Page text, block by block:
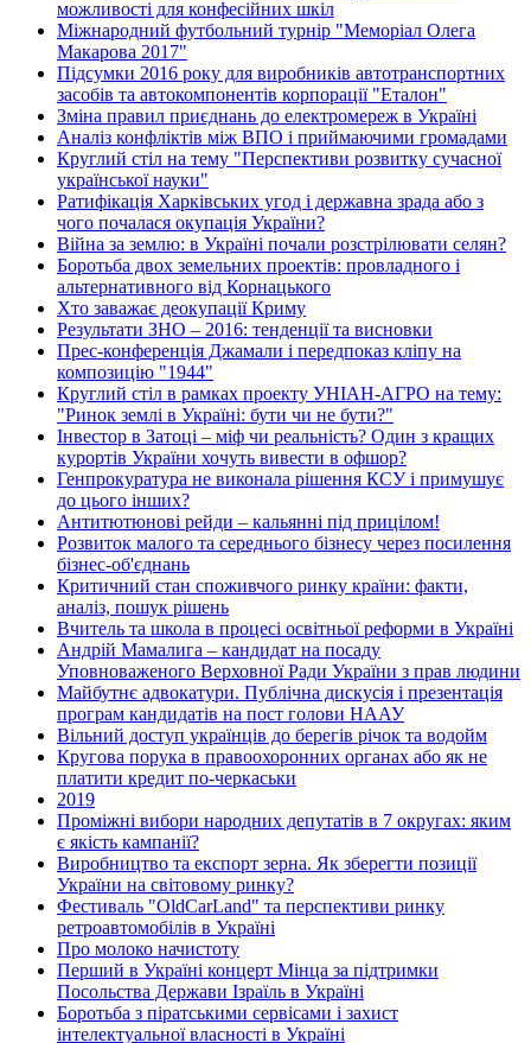
можливості для конфесійних шкіл
Міжнародний футбольний турнір "Меморіал Олега
Макарова 2017"
Підсумки 2016 року для виробників автотранспортних
засобів та автокомпонентів корпорації "Еталон"
Зміна правил приєднань до електромереж в Україні
Аналіз конфліктів між ВПО і приймаючими громадами
Круглий стіл на тему "Перспективи розвитку сучасної
української науки"
Ратифікація Харківських угод і державна зрада або з
чого почалася окупація України?
Війна за землю: в Україні почали розстрілювати селян?
Боротьба двох земельних проектів: провладного і
альтернативного від Корнацького
Хто заважає деокупації Криму
Результати ЗНО – 2016: тенденції та висновки
Прес-конференція Джамали і передпоказ кліпу на
композицію "1944"
Круглий стіл в рамках проекту УНІАН-АГРО на тему:
"Ринок землі в Україні: бути чи не бути?"
Інвестор в Затоці – міф чи реальність? Один з кращих
курортів України хочуть вивести в офшор?
Генпрокуратура не виконала рішення КСУ і примушує
до цього інших?
Антитютюнові рейди – кальянні під прицілом!
Розвиток малого та середнього бізнесу через посилення
бізнес-об'єднань
Критичний стан споживчого ринку країни: факти,
аналіз, пошук рішень
Вчитель та школа в процесі освітньої реформи в Україні
Андрій Мамалига – кандидат на посаду
Уповноваженого Верховної Ради України з прав людини
Майбутнє адвокатури. Публічна дискусія і презентація
програм кандидатів на пост голови НААУ
Вільний доступ українців до берегів річок та водойм
Кругова порука в правоохоронних органах або як не
платити кредит по-черкаськи
2019
Проміжні вибори народних депутатів в 7 округах: яким
є якість кампанії?
Виробництво та експорт зерна. Як зберегти позиції
України на світовому ринку?
Фестиваль "OldCarLand" та перспективи ринку
ретроавтомобілів в Україні
Про молоко начистоту
Перший в Україні концерт Мінца за підтримки
Посольства Держави Ізраїль в Україні
Боротьба з піратськими сервісами і захист
інтелектуальної власності в Україні